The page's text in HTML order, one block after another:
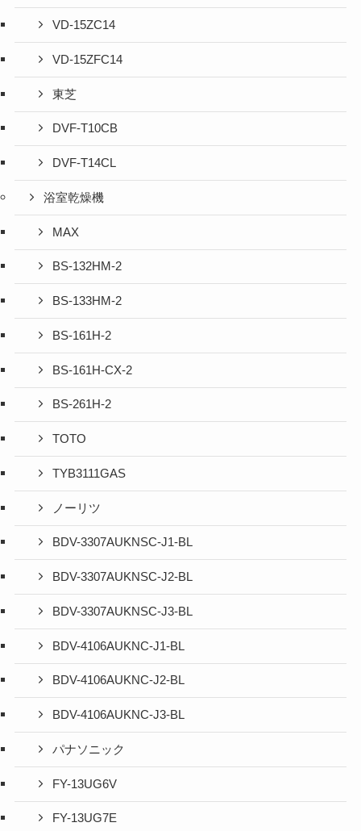
VD-15ZC14
VD-15ZFC14
東芝
DVF-T10CB
DVF-T14CL
浴室乾燥機
MAX
BS-132HM-2
BS-133HM-2
BS-161H-2
BS-161H-CX-2
BS-261H-2
TOTO
TYB3111GAS
ノーリツ
BDV-3307AUKNSC-J1-BL
BDV-3307AUKNSC-J2-BL
BDV-3307AUKNSC-J3-BL
BDV-4106AUKNC-J1-BL
BDV-4106AUKNC-J2-BL
BDV-4106AUKNC-J3-BL
パナソニック
FY-13UG6V
FY-13UG7E